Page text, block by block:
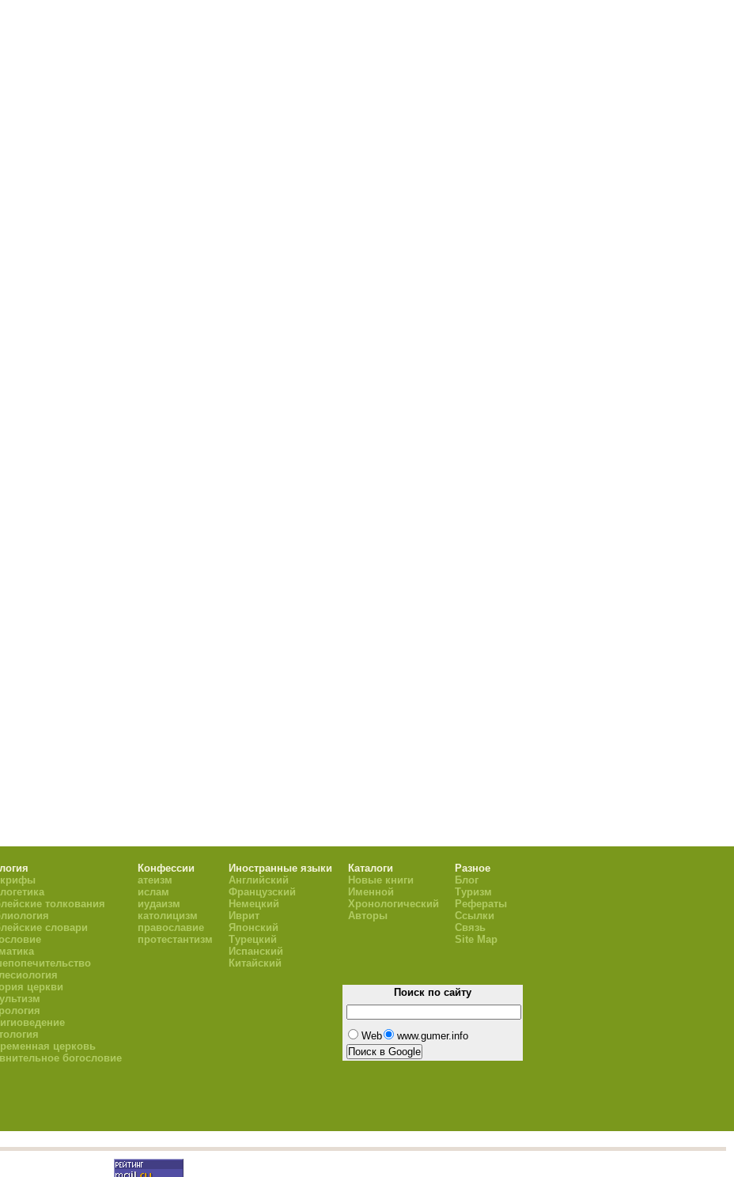
толкования
словари
церкви
церковь
богословие
Конфессии
атеизм
ислам
иудаизм
католицизм
православие
протестантизм
Иностранные языки
Английский
Французский
Немецкий
Иврит
Японский
Турецкий
Испанский
Китайский
Каталоги
Новые книги
Именной
Хронологический
Авторы
Разное
Блог
Туризм
Рефераты
Ссылки
Связь
Site Map
Поиск по сайту
Web www.gumer.info